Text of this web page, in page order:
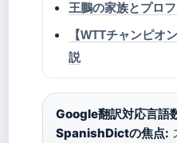
王鵬の家族とプロ
【WTTチャンピオ
説
Google翻訳対応言語
SpanishDictの焦点: